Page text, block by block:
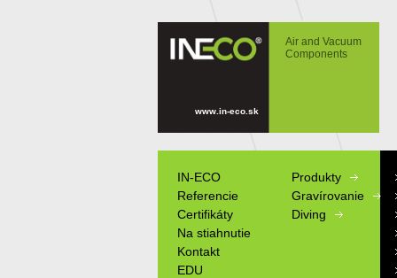
Piestové vývevy VP bezolejové zariadenia
pre tvorbu vákua
Air and Vacuum
Components
www.in-eco.sk
IN-ECO
Referencie
Certifikáty
Na stiahnutie
Kontakt
EDU
Produkty
Gravírovanie
Diving